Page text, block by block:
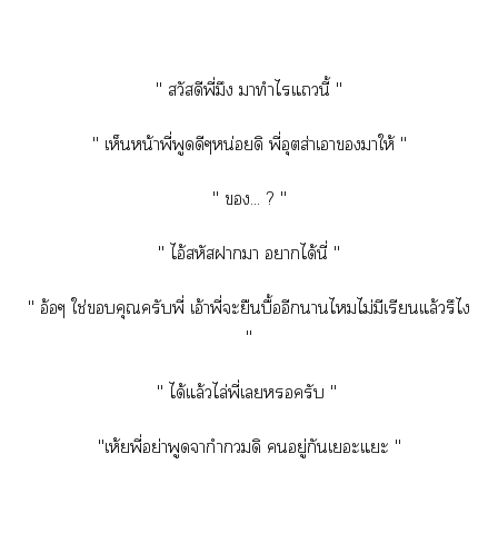
" สวัสดีพี่มึง มาทำไแนี้ "
" เห็นหน้าพี่พูดดีๆหน่อยดิ พี่อุตส่าเาาให้ "
" ... ? "
" ไอ้สหัสาา าได้นี่ "
" อ้อๆ ใช่คุณครับพี่ เอ้าพี่ะยืนบื้ออีกาไไม่มีเรียนแล้วรึไ
"
" ได้แล้วไล่พี่เครับ "
"เห้ยพี่อย่าพูดจากำกวมดิ อยู่กันเะแะ "